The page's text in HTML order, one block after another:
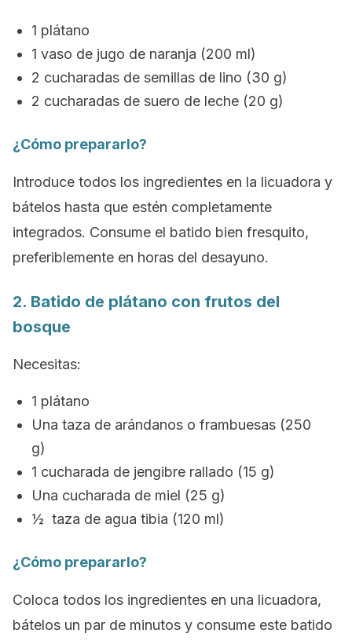
1 plátano
1 vaso de jugo de naranja (200 ml)
2 cucharadas de semillas de lino (30 g)
2 cucharadas de suero de leche (20 g)
¿Cómo prepararlo?
Introduce todos los ingredientes en la licuadora y
bátelos hasta que estén completamente
integrados. Consume el batido bien fresquito,
preferiblemente en horas del desayuno.
2. Batido de plátano con frutos del
bosque
Necesitas:
1 plátano
Una taza de arándanos o frambuesas (250
g)
1 cucharada de jengibre rallado (15 g)
Una cucharada de miel (25 g)
½ taza de agua tibia (120 ml)
¿Cómo prepararlo?
Coloca todos los ingredientes en una licuadora,
bátelos un par de minutos y consume este batido